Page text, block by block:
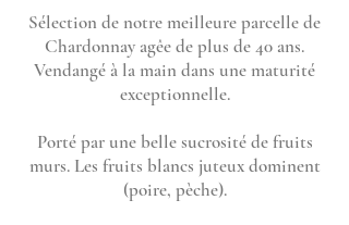
Sélection de notre meilleure parcelle de
Chardonnay agêe de plus de 40 ans.
Vendangé à la main dans une maturité
exceptionnelle.
Porté par une belle sucrosité de fruits
murs. Les fruits blancs juteux dominent
(poire, pèche).